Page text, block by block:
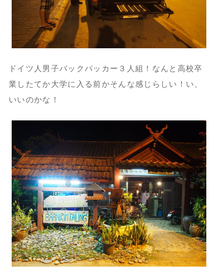
ドイツ人男子バックパッカー３人組！なんと高校卒
業したてか大学に入る前かそんな感じらしい！い、
いいのかな！